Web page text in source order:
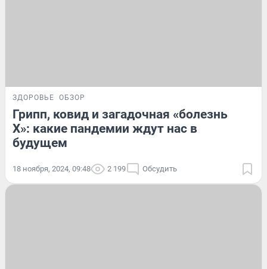
ЗДОРОВЬЕ ОБЗОР
Грипп, ковид и загадочная «болезнь
X»: какие пандемии ждут нас в
будущем
18 ноября, 2024, 09:48 2 199 Обсудить